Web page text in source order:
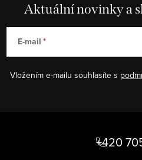
Aktuální novinky a
E-mail
Vložením e-mailu souhlasíte s
+420